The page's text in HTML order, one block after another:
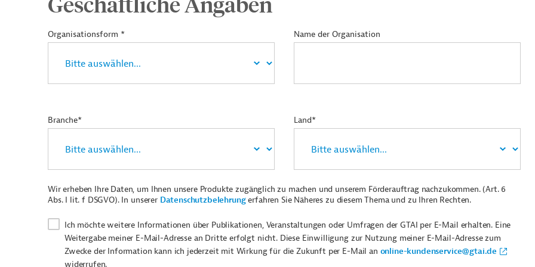
Organisationsform * Name der Organisation
Branche* Land*
Wir erheben Ihre Daten, um Ihnen unsere Produkte zugänglich zu machen und unserem Förderauftrag nachzukommen. (Art. 6
Abs. I lit. f DSGVO). In unserer Datenschutzbelehrungerfahren Sie Näheres zu diesem Thema und zu Ihren Rechten.
Ich möchte weitere Informationen über Publikationen, Veranstaltungen oder Umfragen der GTAI per E-Mail erhalten. Eine
Weitergabe meiner E-Mail-Adresse an Dritte erfolgt nicht. Diese Einwilligung zur Nutzung meiner E-Mail-Adresse zum
Zwecke der Information kann ich jederzeit mit Wirkung für die Zukunft per E-Mail an online-kundenservice@gtai.de
widerrufen.